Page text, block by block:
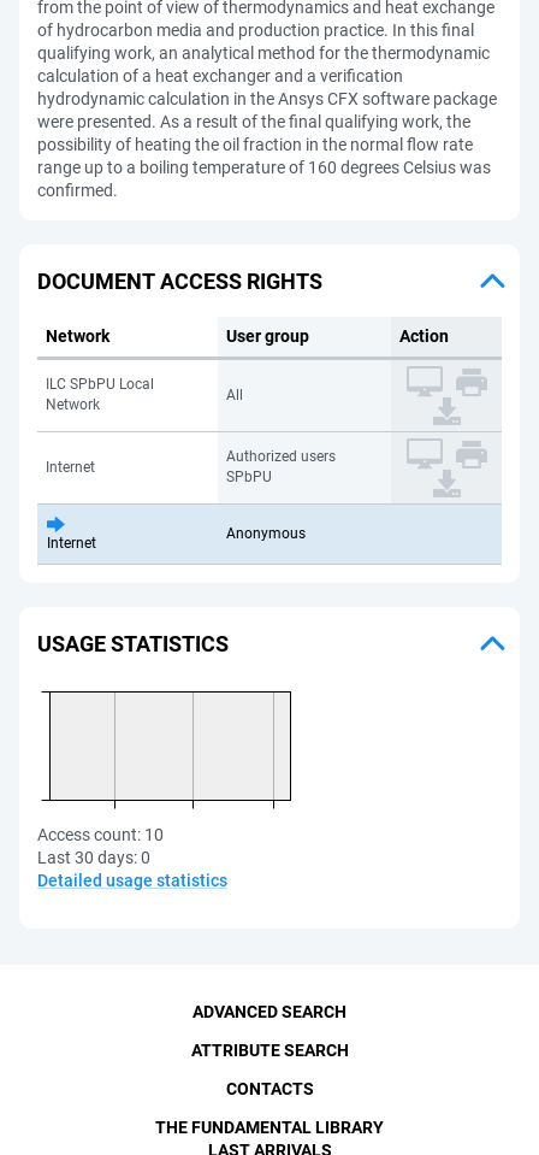
from the point of view of thermodynamics and heat exchange
of hydrocarbon media and production practice. In this final
qualifying work, an analytical method for the thermodynamic
calculation of a heat exchanger and a verification
hydrodynamic calculation in the Ansys CFX software package
were presented. As a result of the final qualifying work, the
possibility of heating the oil fraction in the normal flow rate
range up to a boiling temperature of 160 degrees Celsius was
confirmed.
DOCUMENT ACCESS RIGHTS
Network User group Action
ILC SPbPU Local
Network
All
Internet
Authorized users
SPbPU
Internet
Anonymous
USAGE STATISTICS
Access count: 10
Last 30 days:0
Detailed usage statistics
ADVANCED SEARCH
ATTRIBUTE SEARCH
CONTACTS
THE FUNDAMENTAL LIBRARY
LAST ARRIVALS